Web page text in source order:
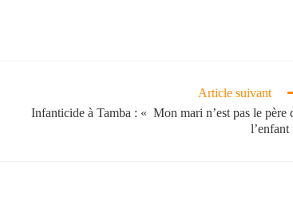
Article suivant
Infanticide à Tamba : « Mon mari n’est pas le père
l’enfant